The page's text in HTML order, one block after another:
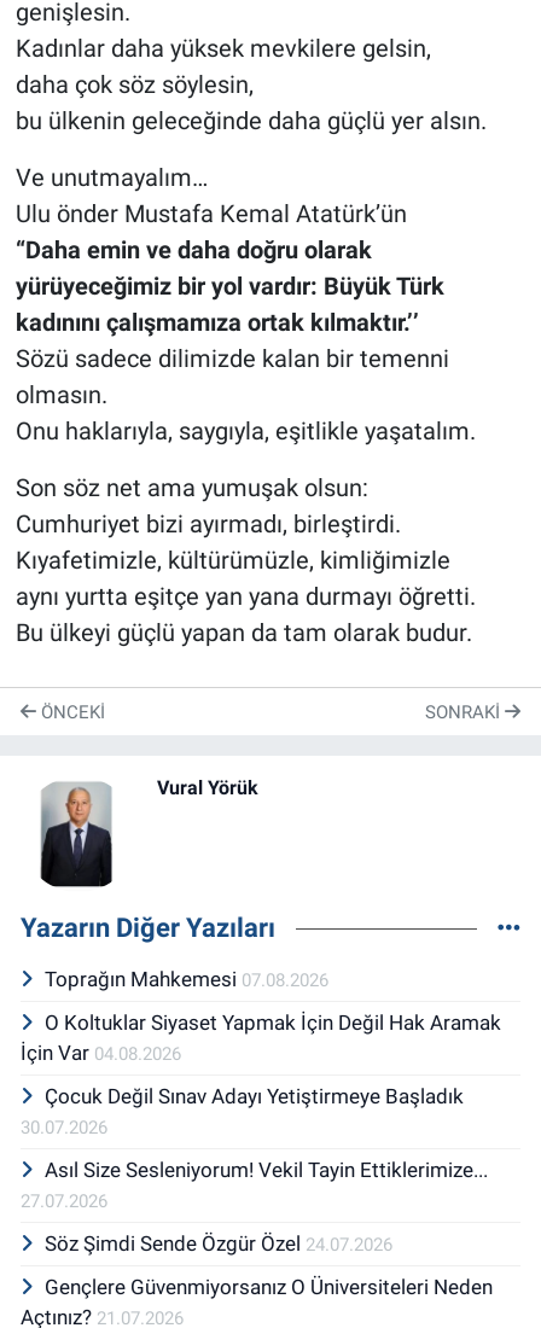
genişlesin.
Kadınlar daha yüksek mevkilere gelsin,
daha çok söz söylesin,
bu ülkenin geleceğinde daha güçlü yer alsın.
Ve unutmayalım…
Ulu önder Mustafa Kemal Atatürk’ün
“Daha emin ve daha doğru olarak
yürüyeceğimiz bir yol vardır: Büyük Türk
kadınını çalışmamıza ortak kılmaktır.’’
Sözü sadece dilimizde kalan bir temenni
olmasın.
Onu haklarıyla, saygıyla, eşitlikle yaşatalım.
Son söz net ama yumuşak olsun:
Cumhuriyet bizi ayırmadı, birleştirdi.
Kıyafetimizle, kültürümüzle, kimliğimizle
aynı yurtta eşitçe yan yana durmayı öğretti.
Bu ülkeyi güçlü yapan da tam olarak budur.
ÖNCEKI SONRAKI
Vural Yörük
Yazarın Diğer Yazıları
Toprağın Mahkemesi 07.08.2026
O Koltuklar Siyaset Yapmak İçin Değil Hak Aramak
İçin Var 04.08.2026
Çocuk Değil Sınav Adayı Yetiştirmeye Başladık
30.07.2026
Asıl Size Sesleniyorum! Vekil Tayin Ettiklerimize...
27.07.2026
Söz Şimdi Sende Özgür Özel 24.07.2026
Gençlere Güvenmiyorsanız O Üniversiteleri Neden
Açtınız? 21.07.2026